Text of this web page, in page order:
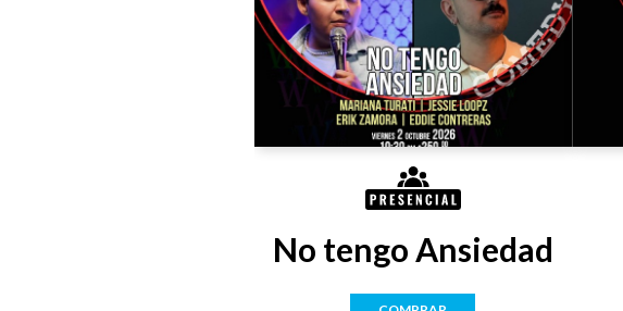
No tengo Ansiedad